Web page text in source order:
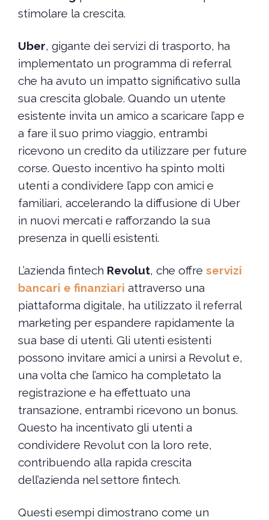
stimolare la crescita.
Uber, gigante dei servizi di trasporto, ha
implementato un programma di referral
che ha avuto un impatto significativo sulla
sua crescita globale. Quando un utente
esistente invita un amico a scaricare l’app e
a fare il suo primo viaggio, entrambi
ricevono un credito da utilizzare per future
corse. Questo incentivo ha spinto molti
utenti a condividere l’app con amici e
familiari, accelerando la diffusione di Uber
in nuovi mercati e rafforzando la sua
presenza in quelli esistenti.
L’azienda fintech Revolut, che offre servizi
bancari e finanziari attraverso una
piattaforma digitale, ha utilizzato il referral
marketing per espandere rapidamente la
sua base di utenti. Gli utenti esistenti
possono invitare amici a unirsi a Revolut e,
una volta che l’amico ha completato la
registrazione e ha effettuato una
transazione, entrambi ricevono un bonus.
Questo ha incentivato gli utenti a
condividere Revolut con la loro rete,
contribuendo alla rapida crescita
dell’azienda nel settore fintech.
Questi esempi dimostrano come un